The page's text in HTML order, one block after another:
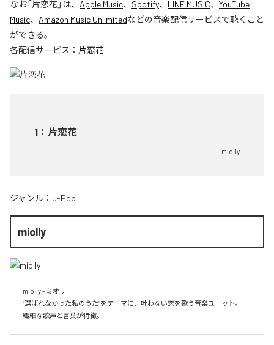
なお「片恋花」は、 Apple Music、 Spotify、 LINE MUSIC、 YouTube
Music、 Amazon Music Unlimitedなどの音楽配信サービスで聴くこと
ができる。
各配信サービス： 片恋花
1 ： 片恋花
miolly
ジャンル： J-Pop
miolly
miolly - ミオリー
”選ばれなかった私のうた”をテーマに、叶わない恋を歌う音楽ユニット。